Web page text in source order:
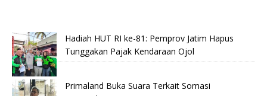
Hadiah HUT RI ke-81: Pemprov Jatim Hapus
Tunggakan Pajak Kendaraan Ojol
Primaland Buka Suara Terkait Somasi